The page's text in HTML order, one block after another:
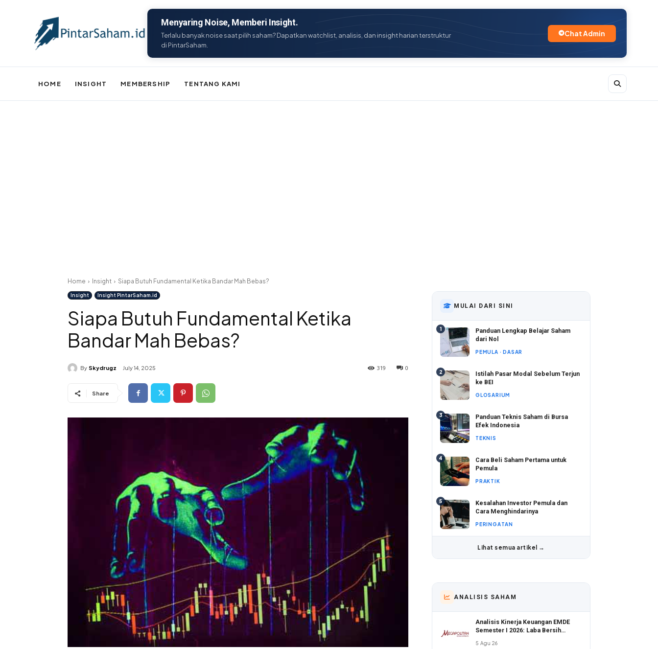
Menyaring Noise, Memberi Insight.
Terlalu banyak noise saat pilih saham? Dapatkan watchlist, analisis, dan insight harian terstruktur
di PintarSaham.
Chat Admin
HOME INSIGHT MEMBERSHIP TENTANG KAMI
Home Insight Siapa Butuh Fundamental Ketika Bandar Mah Bebas?
Insight Insight PintarSaham.id
Siapa Butuh Fundamental Ketika
Bandar Mah Bebas?
By Skydrugz July 14, 2025 0
319
Share
MULAI DARI SINI
1
Panduan Lengkap Belajar Saham
dari Nol
PEMULA · DASAR
2
Istilah Pasar Modal Sebelum Terjun
ke BEI
GLOSARIUM
3
Panduan Teknis Saham di Bursa
Efek Indonesia
TEKNIS
4
Cara Beli Saham Pertama untuk
Pemula
PRAKTIK
5
Kesalahan Investor Pemula dan
Cara Menghindarinya
PERINGATAN
Lihat semua artikel →
ANALISIS SAHAM
Analisis Kinerja Keuangan EMDE
Semester I 2026: Laba Bersih
5 Agu 26